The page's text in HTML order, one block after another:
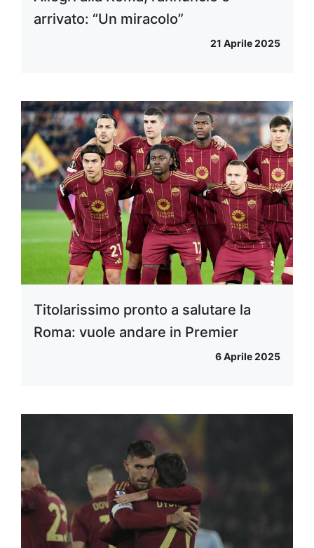
arrivato: “Un miracolo”
21 Aprile 2025
Titolarissimo pronto a salutare la
Roma: vuole andare in Premier
6 Aprile 2025